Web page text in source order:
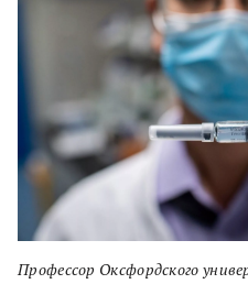
Профессор Оксфордского